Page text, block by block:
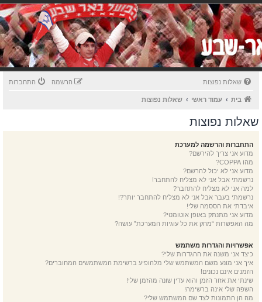
שאלות נפוצות התחברות הרשמה
בית עמוד ראשי שאלות נפוצות
שאלות נפוצות
התחברות והרשמה למערכת
מדוע אני צריך להירשם?
מהו COPPA?
מדוע אני לא יכול להרשם?
נרשמתי אבל אני לא מצליח להתחבר!
למה אני לא מצליח להתחבר?
נרשמתי בעבר אבל אני לא מצליח להתחבר יותר?!
איבדתי את הססמה שלי!
מדוע אני מתנתק באופן אוטומטי?
מה האפשרות “מחק את כל עוגיות המערכת” עושה?
אפשרויות והגדרות משתמש
כיצד אני משנה את ההגדרות שלי?
איך אני מונע משם המשתמש שלי מלהופיע ברשימת המשתמשים המחוברים?
הזמנים אינם נכונים!
שינתי את אזור הזמן והוא עדין שונה מהזמן שלי!
השפה שלי אינה ברשימה!
מה הן התמונות לצד שם המשתמש שלי?